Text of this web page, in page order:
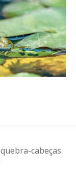
cabeças